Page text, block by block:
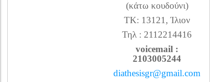
(κάτω κουδούνι)
ΤΚ: 13121, Ίλιον
Τηλ : 2112214416
voicemail :
2103005244
diathesisgr@gmail.com